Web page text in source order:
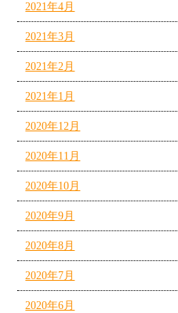
2021年4月
2021年3月
2021年2月
2021年1月
2020年12月
2020年11月
2020年10月
2020年9月
2020年8月
2020年7月
2020年6月